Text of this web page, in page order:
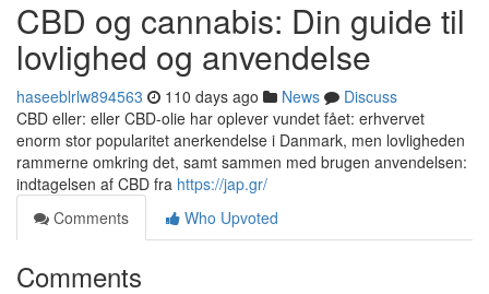
CBD og cannabis: Din guide til
lovlighed og anvendelse
haseeblrlw894563 110 days ago News
Discuss
CBD eller: eller CBD-olie har oplever vundet fået: erhvervet
enorm stor popularitet anerkendelse i Danmark, men lovligheden
rammerne omkring det, samt sammen med brugen anvendelsen:
indtagelsen af CBD fra https://jap.gr/
Comments
Who Upvoted
Comments